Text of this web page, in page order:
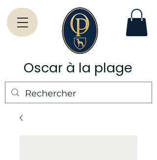
Oscar à la plage